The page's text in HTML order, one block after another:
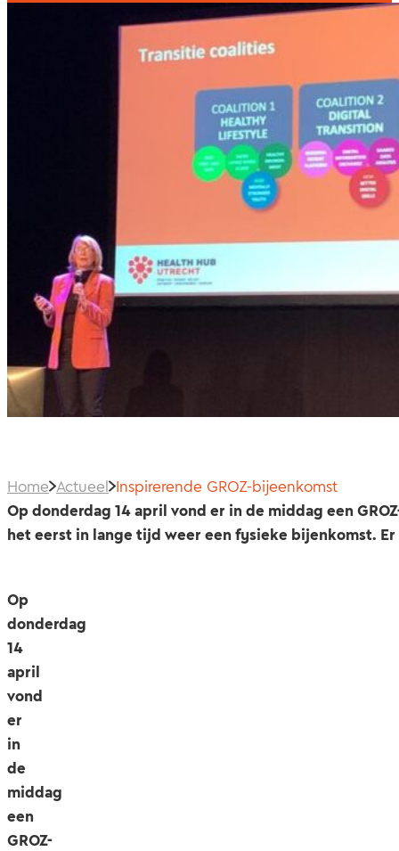
Home Actueel Inspirerende GROZ-bijeenkomst
Op donderdag 14 april vond er in de middag een
het eerst in lange tijd weer een fysieke bijenkomst.
Op
donderdag
14
april
vond
er
in
de
middag
een
GROZ-